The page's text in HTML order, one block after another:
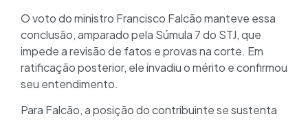
O voto do ministro Francisco Falcão manteve essa
conclusão, amparado pela Súmula 7 do STJ, que
impede a revisão de fatos e provas na corte. Em
ratificação posterior, ele invadiu o mérito e confirmou
seu entendimento.
Para Falcão, a posição do contribuinte se sustenta